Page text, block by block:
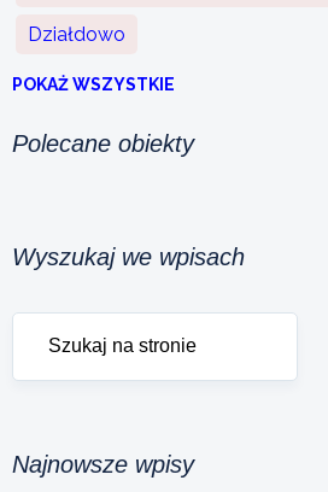
Działdowo
POKAŻ WSZYSTKIE
Polecane obiekty
Wyszukaj we wpisach
Najnowsze wpisy